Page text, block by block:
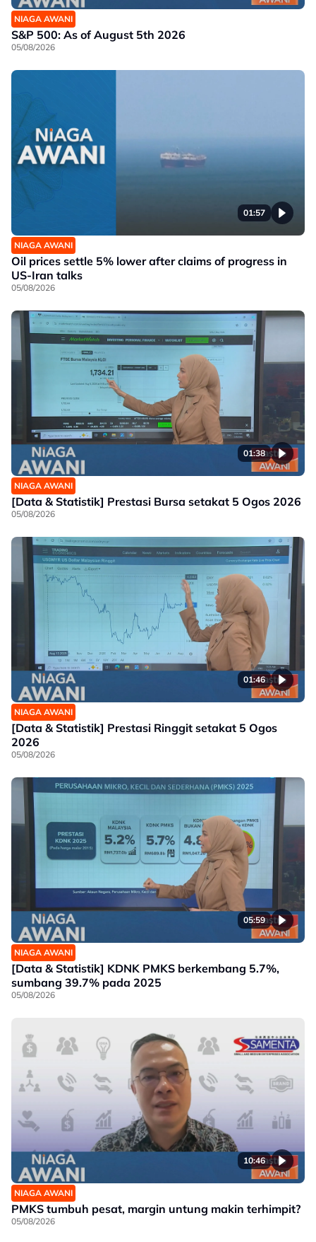
NIAGA AWANI
S&P 500: As of August 5th 2026
05/08/2026
01:57
NIAGA AWANI
Oil prices settle 5% lower after claims of progress in
US-Iran talks
05/08/2026
01:38
NIAGA AWANI
[Data & Statistik] Prestasi Bursa setakat 5 Ogos 2026
05/08/2026
01:46
NIAGA AWANI
[Data & Statistik] Prestasi Ringgit setakat 5 Ogos
2026
05/08/2026
05:59
NIAGA AWANI
[Data & Statistik] KDNK PMKS berkembang 5.7%,
sumbang 39.7% pada 2025
05/08/2026
10:46
NIAGA AWANI
PMKS tumbuh pesat, margin untung makin terhimpit?
05/08/2026